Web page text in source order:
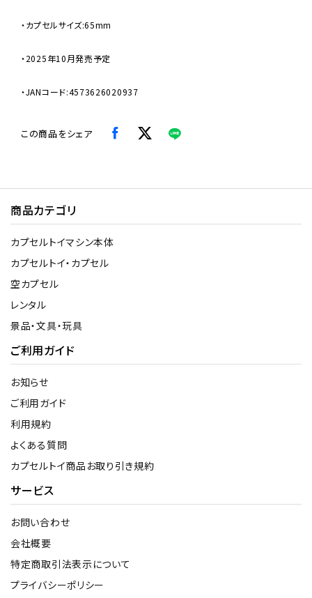
・カプセルサイズ:65mm
・2025年10月発売予定
・JANコード:4573626020937
この商品をシェア
商品カテゴリ
カプセルトイマシン本体
カプセルトイ・カプセル
空カプセル
レンタル
景品・文具・玩具
ご利用ガイド
お知らせ
ご利用ガイド
利用規約
よくある質問
カプセルトイ商品お取り引き規約
サービス
お問い合わせ
会社概要
特定商取引法表示について
プライバシーポリシー